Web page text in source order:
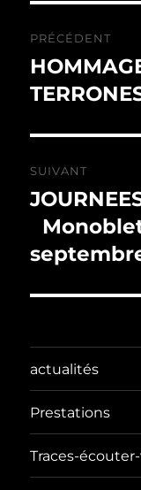
de
l’article
PRÉCÉDENT
Publication
précédente :
SUIVANT
Publication
suivante :
actualités
Prestations
Traces-